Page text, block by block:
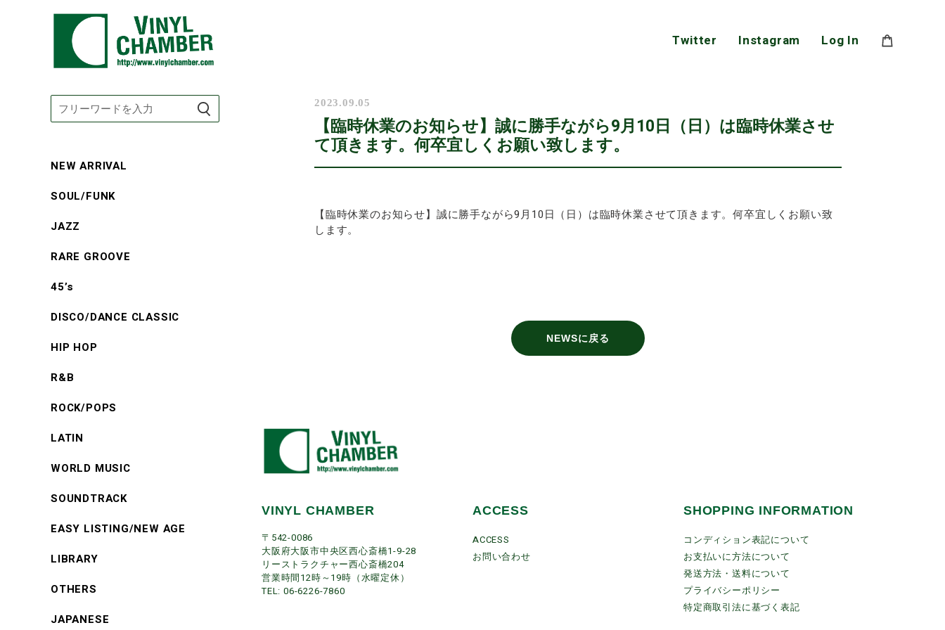
Twitter Instagram Log In
NEW ARRIVAL
SOUL/FUNK
JAZZ
RARE GROOVE
45’s
DISCO/DANCE CLASSIC
HIP HOP
R&B
ROCK/POPS
LATIN
WORLD MUSIC
SOUNDTRACK
EASY LISTING/NEW AGE
LIBRARY
OTHERS
JAPANESE
2023.09.05
【臨時休業のお知らせ】誠に勝手ながら9月10日（日）は臨時休業させ
て頂きます。何卒宜しくお願い致します。
【臨時休業のお知らせ】誠に勝手ながら9月10日（日）は臨時休業させて頂きます。何卒宜しくお願い致
します。
NEWSに戻る
VINYL CHAMBER
〒542-0086
大阪府大阪市中央区西心斎橋1-9-28
リーストラクチャー西心斎橋204
営業時間12時～19時（水曜定休）
TEL: 06-6226-7860
ACCESS
ACCESS
お問い合わせ
SHOPPING INFORMATION
コンディション表記について
お支払いに方法について
発送方法・送料について
プライバシーポリシー
特定商取引法に基づく表記